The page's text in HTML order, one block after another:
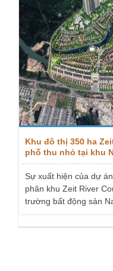
Khu đô thị 350 ha
phố thu nhỏ tại khu
Sự xuất hiện của dự
phân khu Zeit River
trường bất động sản